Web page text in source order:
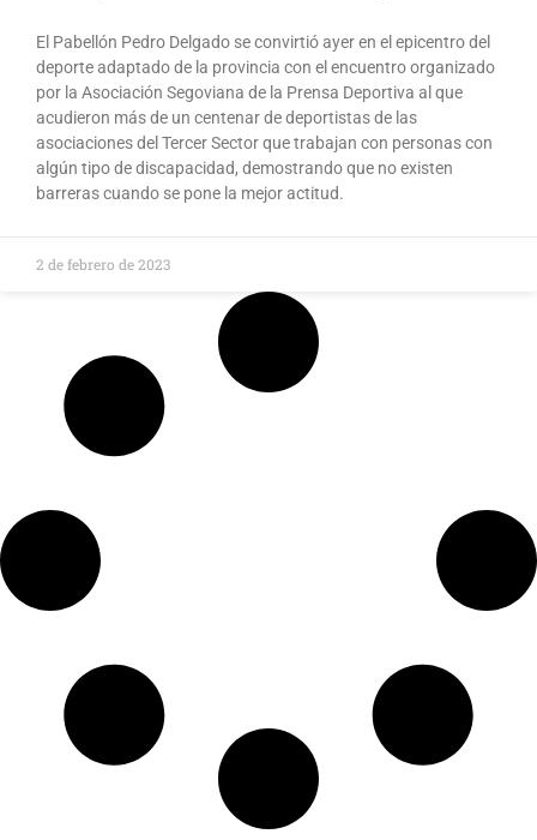
El Pabellón Pedro Delgado se convirtió ayer en el epicentro del
deporte adaptado de la provincia con el encuentro organizado
por la Asociación Segoviana de la Prensa Deportiva al que
acudieron más de un centenar de deportistas de las
asociaciones del Tercer Sector que trabajan con personas con
algún tipo de discapacidad, demostrando que no existen
barreras cuando se pone la mejor actitud.
2 de febrero de 2023